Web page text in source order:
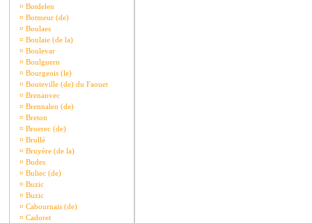
¤ Botdelen
¤ Botmeur (de)
¤ Boulaes
¤ Boulaie (de la)
¤ Boulevar
¤ Boulguern
¤ Bourgeois (le)
¤ Bouteville (de) du Faouet
¤ Brenanvec
¤ Brennalen (de)
¤ Breton
¤ Broerec (de)
¤ Brullé
¤ Bruyère (de la)
¤ Budes
¤ Buliec (de)
¤ Buzic
¤ Buzic
¤ Cabournais (de)
¤ Cadoret